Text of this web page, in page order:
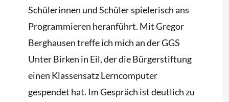
Schülerinnen und Schüler spielerisch ans
Programmieren heranführt. Mit Gregor
Berghausen treffe ich mich an der GGS
Unter Birken in Eil, der die Bürgerstiftung
einen Klassensatz Lerncomputer
gespendet hat. Im Gespräch ist deutlich zu